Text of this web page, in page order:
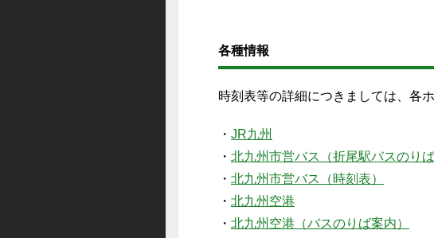
各種情報
時刻表等の詳細につきましては、各
・ JR九州
・ 北九州市営バス（折尾駅バスのりば
・ 北九州市営バス（時刻表）
・ 北九州空港
・ 北九州空港（バスのりば案内）